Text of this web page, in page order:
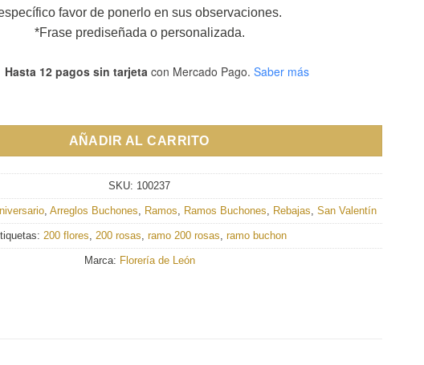
favor de ponerlo en sus observaciones.
*Frase prediseñada o personalizada.
Hasta 12 pagos sin tarjeta con Mercado Pago. Saber más
de 200 rosas cantidad
AÑADIR AL CARRITO
SKU: 100237
Arreglos Buchones Ramos Ramos Buchones Rebajas San Valentín
200 flores 200 rosas ramo 200 rosas ramo buchon
Marca: Florería de León